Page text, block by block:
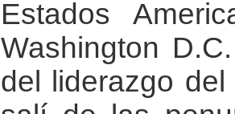
Estados
Washington
del liderazgo